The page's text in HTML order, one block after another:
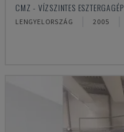
CMZ - VÍZSZINTES ESZTERGAGÉP
LENGYELORSZÁG 2005